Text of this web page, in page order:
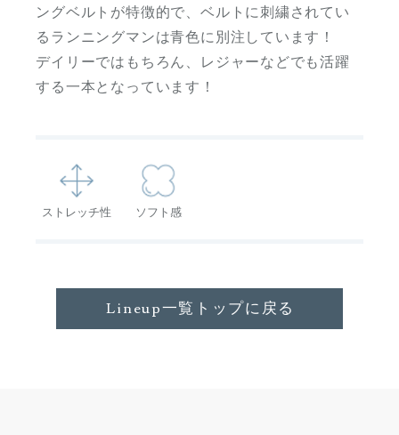
ングベルトが特徴的で、ベルトに刺繍されてい
るランニングマンは青色に別注しています！
デイリーではもちろん、レジャーなどでも活躍
する一本となっています！
ストレッチ性 ソフト感
Lineup一覧トップに戻る